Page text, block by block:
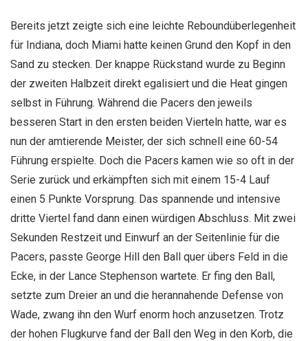
Bereits jetzt zeigte sich eine leichte Reboundüberlegenheit
für Indiana, doch Miami hatte keinen Grund den Kopf in den
Sand zu stecken. Der knappe Rückstand wurde zu Beginn
der zweiten Halbzeit direkt egalisiert und die Heat gingen
selbst in Führung. Während die Pacers den jeweils
besseren Start in den ersten beiden Vierteln hatte, war es
nun der amtierende Meister, der sich schnell eine 60-54
Führung erspielte. Doch die Pacers kamen wie so oft in der
Serie zurück und erkämpften sich mit einem 15-4 Lauf
einen 5 Punkte Vorsprung. Das spannende und intensive
dritte Viertel fand dann einen würdigen Abschluss. Mit zwei
Sekunden Restzeit und Einwurf an der Seitenlinie für die
Pacers, passte George Hill den Ball quer übers Feld in die
Ecke, in der Lance Stephenson wartete. Er fing den Ball,
setzte zum Dreier an und die herannahende Defense von
Wade, zwang ihn den Wurf enorm hoch anzusetzen. Trotz
der hohen Flugkurve fand der Ball den Weg in den Korb, die